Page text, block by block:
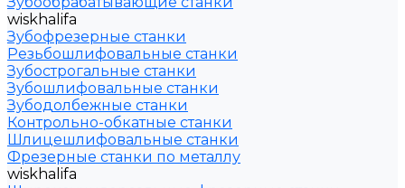
wiskhalifa
Зубофрезерные станки
Резьбошлифовальные станки
Зубострогальные станки
Зубошлифовальные станки
Зубодолбежные станки
Контрольно-обкатные станки
Шлицешлифовальные станки
Фрезерные станки по металлу
wiskhalifa